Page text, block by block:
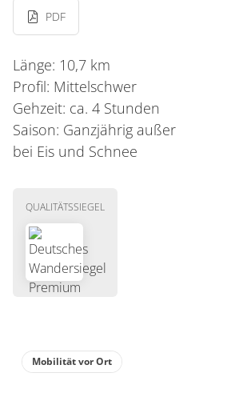
PDF
Länge: 10,7 km
Profil: Mittelschwer
Gehzeit: ca. 4 Stunden
Saison: Ganzjährig außer
bei Eis und Schnee
QUALITÄTSSIEGEL
Mobilität vor Ort